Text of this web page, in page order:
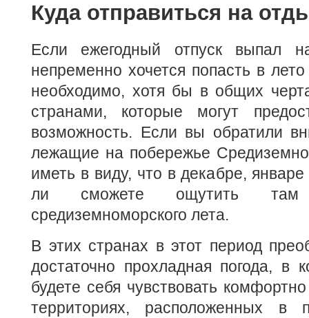
Куда отправиться на
Если ежегодный отпуск выпал
непременно хочется попасть в
необходимо, хотя бы в общих
странами, которые могут
возможность. Если вы обратили
лежащие на побережье
иметь в виду, что в декабре,
ли сможете ощутить там
средиземноморского лета.
В этих странах в этот период
достаточно прохладная погода, в
будете себя чувствовать
территориях, расположенных в